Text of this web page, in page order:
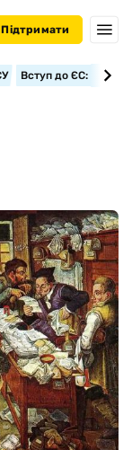
Підтримати
Вступ до ЄС: